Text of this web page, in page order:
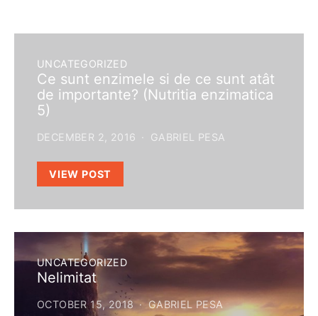
UNCATEGORIZED
Ce sunt enzimele si de ce sunt atât
de importante? (Nutritia enzimatica
5)
DECEMBER 2, 2016 GABRIEL PESA
VIEW POST
UNCATEGORIZED
Nelimitat
OCTOBER 15, 2018 GABRIEL PESA